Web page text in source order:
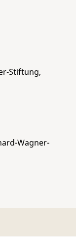
Stiftung,
Wagner-